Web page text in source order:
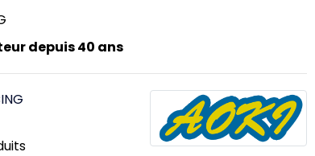
depuis 40 ans